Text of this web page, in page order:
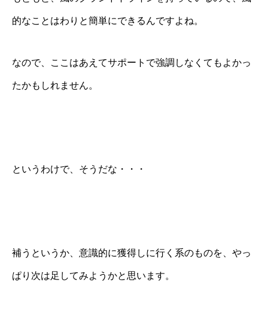
的なことはわりと簡単にできるんですよね。
なので、ここはあえてサポートで強調しなくてもよかっ
たかもしれません。
というわけで、そうだな・・・
補うというか、意識的に獲得しに行く系のものを、やっ
ぱり次は足してみようかと思います。